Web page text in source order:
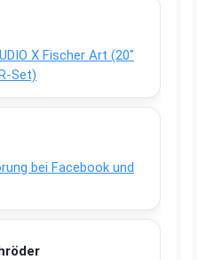
X Fischer Art (20″
Set)
bei Facebook und